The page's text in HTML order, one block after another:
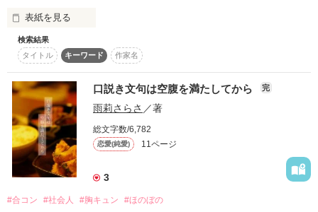
表紙を見る
夕食直後も【お腹がすいた】ので、妄想を書き下ろしてみま
す。
「てぶくろを買いに©新美南吉」をめざしてたら、あとがきが
違法アクセスされてる(怒)
開始終了日19.01.06.
検索結果
タイトル
キーワード 作家名
口説き文句は空腹を満たしてから 完
雨莉さらさ ／著
総文字数/6,782
恋愛(純愛) 11ページ
3
#合コン #社会人 #胸キュン #ほのぼの